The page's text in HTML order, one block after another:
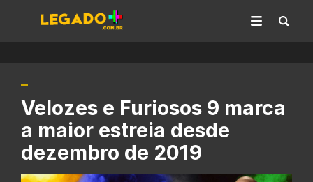
Velozes e Furiosos 9 marca
a maior estreia desde
dezembro de 2019